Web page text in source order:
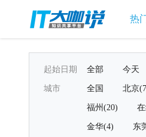
热
起始日期 全部 今天
城市 全国 北京
福州(20)
金华(4) 东